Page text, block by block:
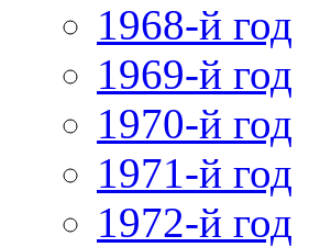
1968-й год
1969-й год
1970-й год
1971-й год
1972-й год